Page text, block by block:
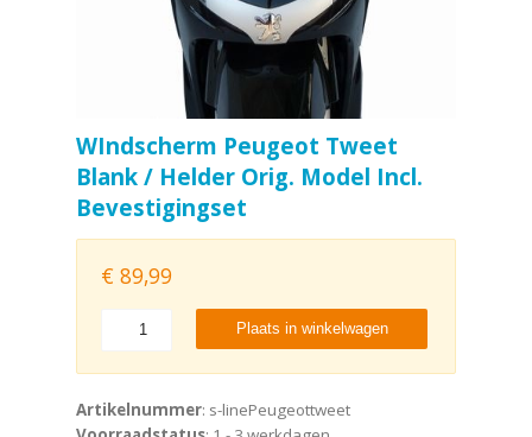
WIndscherm Peugeot Tweet
Blank / Helder Orig. Model Incl.
Bevestigingset
€ 89,99
Plaats in winkelwagen
Artikelnummer: s-linePeugeottweet